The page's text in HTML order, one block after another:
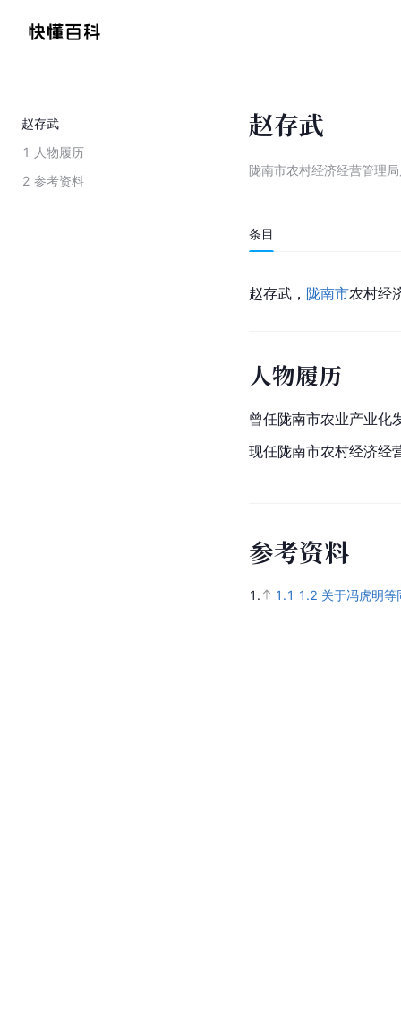
赵存武
1 人物履历
2 参考资料
赵存武
陇南市农村经济经营管理
条目
赵存武， 陇南市农村经
人物履历
曾任陇南市农业产业化
现任陇南市农村经济经
参考资料
1. 1.1 1.2 关于冯虎明